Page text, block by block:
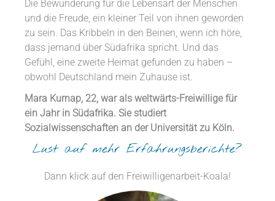
Die Bewunderung für die Lebensart der Menschen
und die Freude, ein kleiner Teil von ihnen geworden
zu sein. Das Kribbeln in den Beinen, wenn ich höre,
dass jemand über Südafrika spricht. Und das
Gefühl, eine zweite Heimat gefunden zu haben –
obwohl Deutschland mein Zuhause ist.
Mara Kurnap, 22, war als weltwärts-Freiwillige für
ein Jahr in Südafrika. Sie studiert
Sozialwissenschaften an der Universität zu Köln.
Lust auf mehr Erfahrungsberichte?
Dann klick auf den Freiwilligenarbeit-Koala!